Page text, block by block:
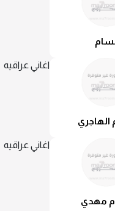
الهاجري
اغاني عراقيه
مهدي
اغاني عراقيه